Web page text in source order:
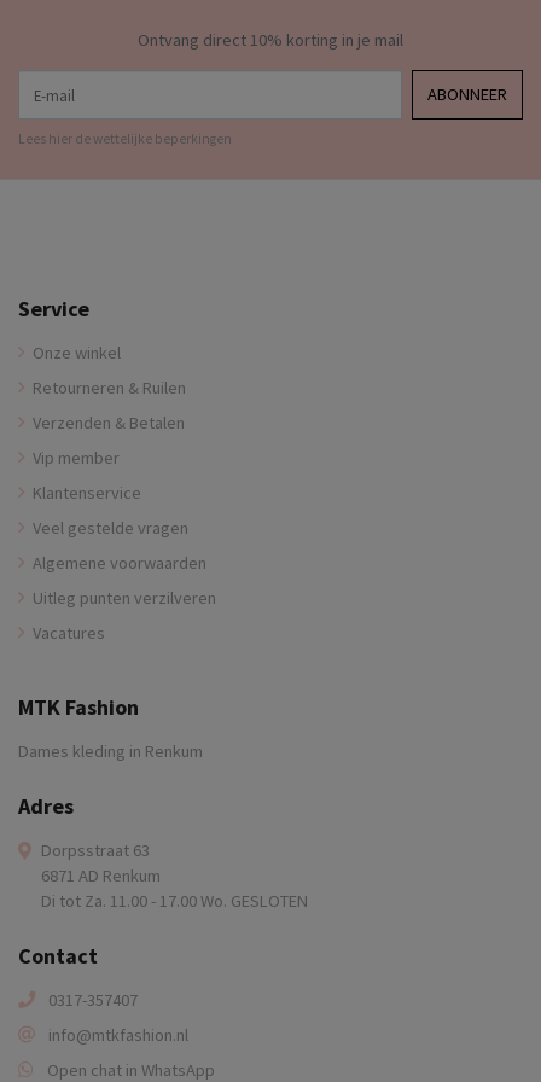
Ontvang direct 10% korting in je mail
ABONNEER
Lees hier de wettelijke beperkingen
Service
Onze winkel
Retourneren & Ruilen
Verzenden & Betalen
Vip member
Klantenservice
Veel gestelde vragen
Algemene voorwaarden
Uitleg punten verzilveren
Vacatures
MTK Fashion
Dames kleding in Renkum
Adres
Dorpsstraat 63
6871 AD Renkum
Di tot Za. 11.00 - 17.00 Wo. GESLOTEN
Contact
0317-357407
info@mtkfashion.nl
Open chat in WhatsApp